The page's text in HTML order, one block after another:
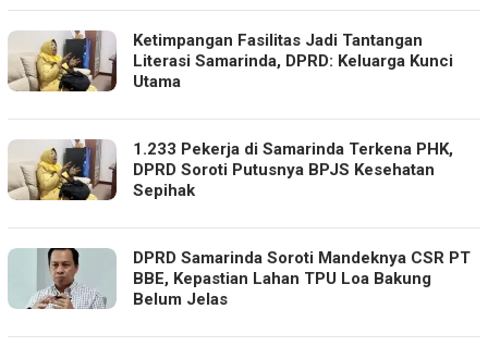
Ketimpangan Fasilitas Jadi Tantangan
Literasi Samarinda, DPRD: Keluarga Kunci
Utama
1.233 Pekerja di Samarinda Terkena PHK,
DPRD Soroti Putusnya BPJS Kesehatan
Sepihak
DPRD Samarinda Soroti Mandeknya CSR PT
BBE, Kepastian Lahan TPU Loa Bakung
Belum Jelas